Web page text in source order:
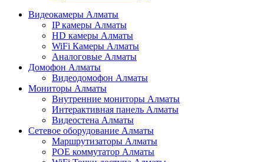
Видеокамеры Алматы
IP камеры Алматы
HD камеры Алматы
WiFi Камеры Алматы
Аналоговые Алматы
Домофон Алматы
Видеодомофон Алматы
Мониторы Алматы
Внутренние мониторы Алматы
Интерактивная панель Алматы
Видеостена Алматы
Сетевое оборудование Алматы
Маршрутизаторы Алматы
POE коммутатор Алматы